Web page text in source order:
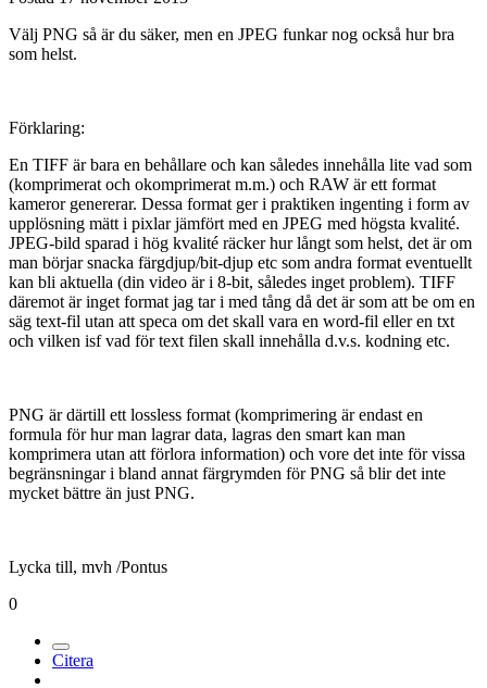
Välj PNG så är du säker, men en JPEG funkar nog också hur bra
som helst.
Förklaring:
En TIFF är bara en behållare och kan således innehålla lite vad som
(komprimerat och okomprimerat m.m.) och RAW är ett format
kameror genererar. Dessa format ger i praktiken ingenting i form av
upplösning mätt i pixlar jämfört med en JPEG med högsta kvalité.
JPEG-bild sparad i hög kvalité räcker hur långt som helst, det är om
man börjar snacka färgdjup/bit-djup etc som andra format eventuellt
kan bli aktuella (din video är i 8-bit, således inget problem). TIFF
däremot är inget format jag tar i med tång då det är som att be om en
säg text-fil utan att speca om det skall vara en word-fil eller en txt
och vilken isf vad för text filen skall innehålla d.v.s. kodning etc.
PNG är därtill ett lossless format (komprimering är endast en
formula för hur man lagrar data, lagras den smart kan man
komprimera utan att förlora information) och vore det inte för vissa
begränsningar i bland annat färgrymden för PNG så blir det inte
mycket bättre än just PNG.
Lycka till, mvh /Pontus
0
Citera